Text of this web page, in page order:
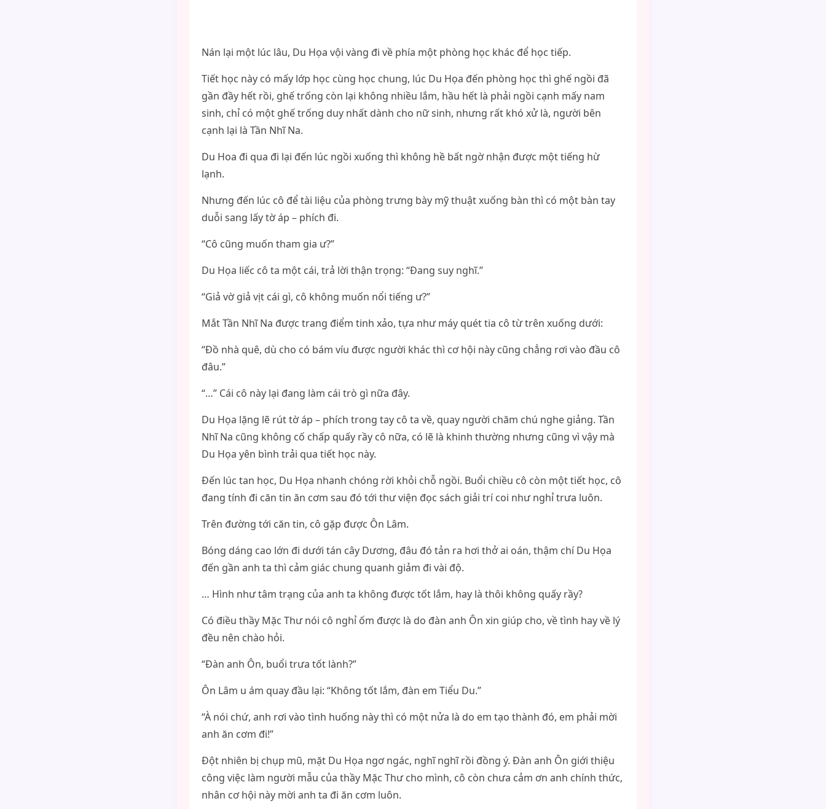
Nán lại một lúc lâu, Du Họa vội vàng đi về phía một phòng học khác để học tiếp.
Tiết học này có mấy lớp học cùng học chung, lúc Du Họa đến phòng học thì ghế ngồi đã
gần đầy hết rồi, ghế trống còn lại không nhiều lắm, hầu hết là phải ngồi cạnh mấy nam
sinh, chỉ có một ghế trống duy nhất dành cho nữ sinh, nhưng rất khó xử là, người bên
cạnh lại là Tần Nhĩ Na.
Du Hoa đi qua đi lại đến lúc ngồi xuống thì không hề bất ngờ nhận được một tiếng hừ
lạnh.
Nhưng đến lúc cô để tài liệu của phòng trưng bày mỹ thuật xuống bàn thì có một bàn tay
duỗi sang lấy tờ áp – phích đi.
“Cô cũng muốn tham gia ư?”
Du Họa liếc cô ta một cái, trả lời thận trọng: “Đang suy nghĩ.”
“Giả vờ giả vịt cái gì, cô không muốn nổi tiếng ư?”
Mắt Tần Nhĩ Na được trang điểm tinh xảo, tựa như máy quét tia cô từ trên xuống dưới:
“Đồ nhà quê, dù cho có bám víu được người khác thì cơ hội này cũng chẳng rơi vào đầu cô
đâu.”
“…” Cái cô này lại đang làm cái trò gì nữa đây.
Du Họa lặng lẽ rút tờ áp – phích trong tay cô ta về, quay người chăm chú nghe giảng. Tần
Nhĩ Na cũng không cố chấp quấy rầy cô nữa, có lẽ là khinh thường nhưng cũng vì vậy mà
Du Họa yên bình trải qua tiết học này.
Đến lúc tan học, Du Họa nhanh chóng rời khỏi chỗ ngồi. Buổi chiều cô còn một tiết học, cô
đang tính đi căn tin ăn cơm sau đó tới thư viện đọc sách giải trí coi như nghỉ trưa luôn.
Trên đường tới căn tin, cô gặp được Ôn Lâm.
Bóng dáng cao lớn đi dưới tán cây Dương, đâu đó tản ra hơi thở ai oán, thậm chí Du Họa
đến gần anh ta thì cảm giác chung quanh giảm đi vài độ.
… Hình như tâm trạng của anh ta không được tốt lắm, hay là thôi không quấy rầy?
Có điều thầy Mặc Thư nói cô nghỉ ốm được là do đàn anh Ôn xin giúp cho, về tình hay về lý
đều nên chào hỏi.
“Đàn anh Ôn, buổi trưa tốt lành?”
Ôn Lâm u ám quay đầu lại: “Không tốt lắm, đàn em Tiểu Du.”
“À nói chứ, anh rơi vào tình huống này thì có một nửa là do em tạo thành đó, em phải mời
anh ăn cơm đi!”
Đột nhiên bị chụp mũ, mặt Du Họa ngơ ngác, nghĩ nghĩ rồi đồng ý. Đàn anh Ôn giới thiệu
công việc làm người mẫu của thầy Mặc Thư cho mình, cô còn chưa cảm ơn anh chính thức,
nhân cơ hội này mời anh ta đi ăn cơm luôn.